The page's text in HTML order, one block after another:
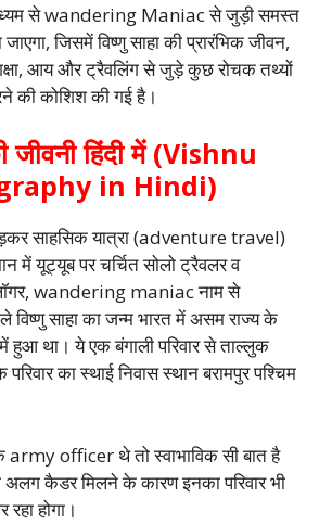
से wandering Maniac से जुड़ी समस्त
जिसमें विष्णु साहा की प्रारंभिक जीवन,
आय और ट्रैवलिंग से जुड़े कुछ रोचक तथ्यों
की कोशिश की गई है।
जीवनी हिंदी में (Vishnu
in Hindi)
साहसिक यात्रा (adventure travel)
में यूट्यूब पर चर्चित सोलो ट्रैवलर व
wandering maniac नाम से
विष्णु साहा का जन्म भारत में असम राज्य के
हुआ था। ये एक बंगाली परिवार से ताल्लुक
का स्थाई निवास स्थान बरामपुर पश्चिम
army officer थे तो स्वाभाविक सी बात है
कैडर मिलने के कारण इनका परिवार भी
होगा।